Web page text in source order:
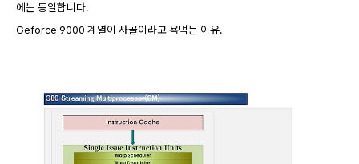
에는 동일합니다.
Geforce 9000 계열이 사골이라고 욕먹는 이유.